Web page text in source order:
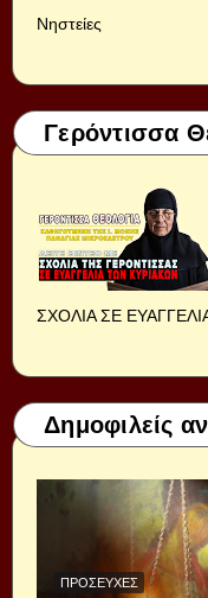
Νηστείες
Γερόντισσα
ΣΧΟΛΙΑ ΣΕ
Δημοφιλείς
ΠΡΟΣΕΥΧΈΣ